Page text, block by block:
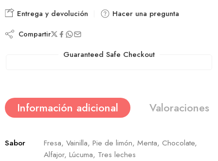
Entrega y devolución Hacer una pregunta
Compartir
Guaranteed Safe Checkout
Información adicional Valoraciones
Sabor
Fresa, Vainilla, Pie de limón, Menta, Chocolate,
Alfajor, Lúcuma, Tres leches